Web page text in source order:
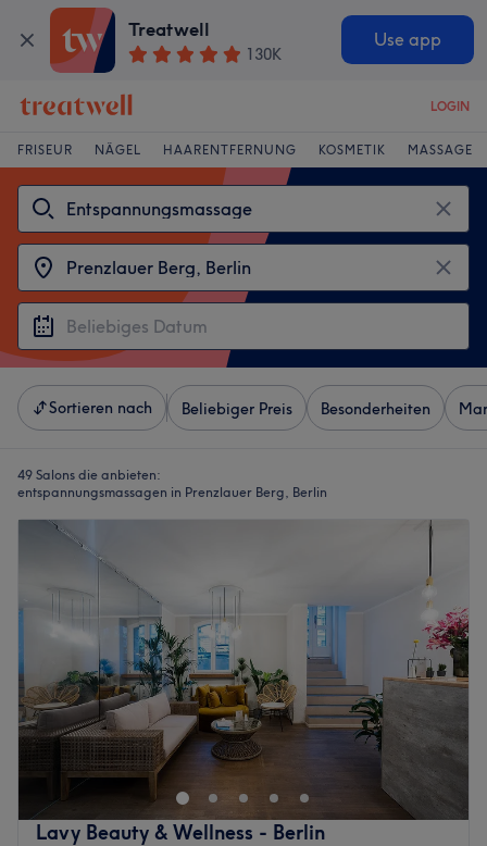
Treatwell
130K
Use app
LOGIN
FRISEUR NÄGEL HAARENTFERNUNG KOSMETIK MASSAGE
Sortieren nach Beliebiger Preis Besonderheiten
49 Salons die anbieten:
entspannungsmassagen in Prenzlauer Berg, Berlin
Lavy Beauty & Wellness - Berlin